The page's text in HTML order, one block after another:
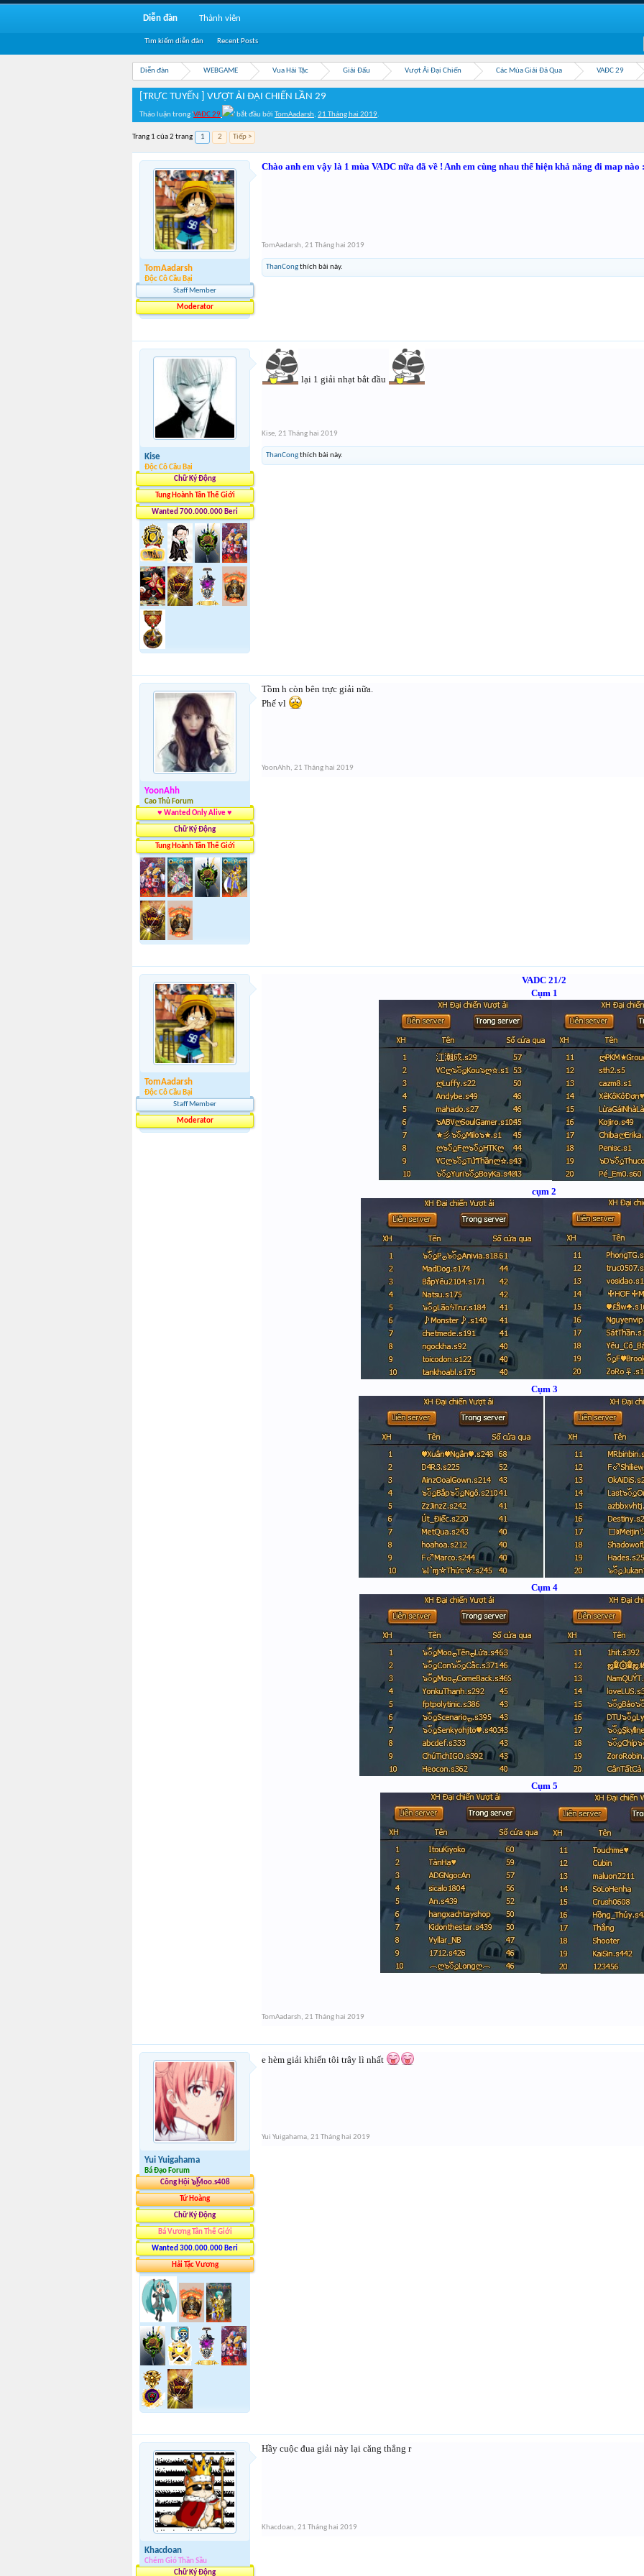
Diễn đàn WEBGAME Vua Hải Tặc Giải Đấu Vượt Ải Đại Chiến Các Mùa Giải Đã Qua VAĐC 29
[TRỰC TUYẾN ] VƯỢT ẢI ĐẠI CHIẾN LẦN 29
Thảo luận trong 'VAĐC 29 ' bắt đầu bởi TomAadarsh, 21 Tháng hai 2019.
Trang 1 của 2 trang 1 2 Tiếp >
TomAadarsh
Độc Cô Cầu Bại
Staff Member
Moderator
Chào anh em vậy là 1 mùa VADC nữa đã về ! Anh em cùng nhau thể hiện khả năng đi map nào
TomAadarsh, 21 Tháng hai 2019
ThanCongthích bài này.
Kise
Độc Cô Cầu Bại
Chữ Ký Động
Tung Hoành Tân Thế Giới
Wanted 700.000.000 Beri
lại 1 giải nhạt bắt đầu
Kise, 21 Tháng hai 2019
ThanCongthích bài này.
YoonAhh
Cao Thủ Forum
♥ Wanted Only Alive ♥
Chữ Ký Động
Tung Hoành Tân Thế Giới
Tồm h còn bên trực giải nữa.
Phế vl
YoonAhh, 21 Tháng hai 2019
TomAadarsh
Độc Cô Cầu Bại
Staff Member
Moderator
VADC 21/2
Cụm 1
cụm 2
Cụm 3
Cụm 4
Cụm 5
TomAadarsh, 21 Tháng hai 2019
Yui Yuigahama
Bá Đạo Forum
Công Hội ๖ۣۜMoo.s408
Tứ Hoàng
Chữ Ký Động
Bá Vương Tân Thế Giới
Wanted 300.000.000 Beri
Hải Tặc Vương
e hèm giải khiến tôi trây lì nhất
Yui Yuigahama, 21 Tháng hai 2019
Khacdoan
Chém Gió Thần Sầu
Chữ Ký Động
Hầy cuộc đua giải này lại căng thẳng r
Khacdoan, 21 Tháng hai 2019
Diễn đàn
Tìm kiếm diễn đàn Recent Posts
Thành viên